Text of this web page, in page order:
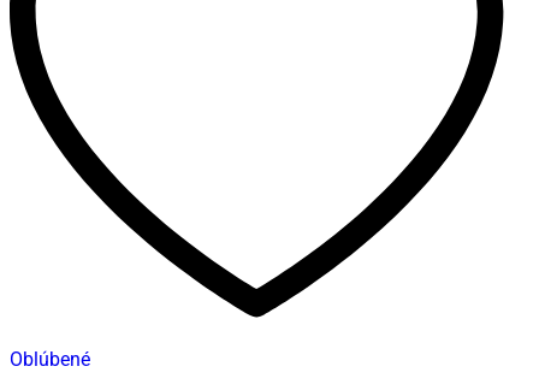
Oblúbené